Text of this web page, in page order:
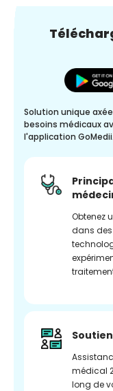
Solution unique
besoins médicaux
l'application GoMedii.
Obtenez
dans
médical
long de